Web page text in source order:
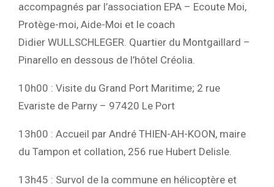
accompagnés par l’association EPA – Ecoute Moi,
Protège-moi, Aide-Moi et le coach
Didier WULLSCHLEGER. Quartier du Montgaillard –
Pinarello en dessous de l’hôtel Créolia.
10h00 : Visite du Grand Port Maritime; 2 rue
Evariste de Parny – 97420 Le Port
13h00 : Accueil par André THIEN-AH-KOON, maire
du Tampon et collation, 256 rue Hubert Delisle.
13h45 : Survol de la commune en hélicoptère et